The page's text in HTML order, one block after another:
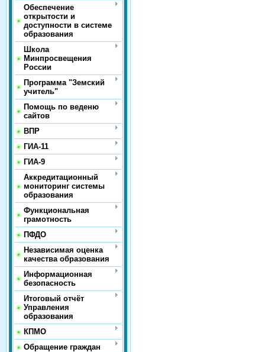
Обеспечение
открытости и
доступности в системе
образования
Школа
Минпросвещения
России
Программа "Земский
учитель"
Помощь по веденю
сайтов
ВПР
ГИА-11
ГИА-9
Аккредитационный
мониторинг системы
образования
Функциональная
грамотность
ПФДО
Независимая оценка
качества образования
Информационная
безопасность
Итоговый отчёт
Управления
образования
КПМО
Обращение граждан